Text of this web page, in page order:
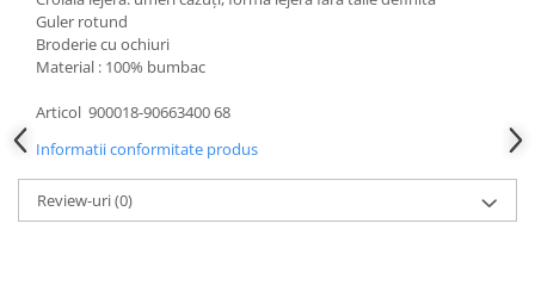
Guler rotund
Broderie cu ochiuri
Material : 100% bumbac
Articol 900018-90663400 68
Informatii conformitate produs
Review-uri(0)